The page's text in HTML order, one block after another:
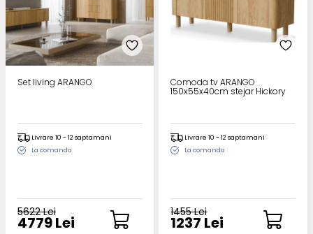
Set living ARANGO
Livrare 10 - 12 saptamani
La comanda
5622 Lei
4779 Lei
Comoda tv ARANGO
150x55x40cm stejar Hickory
Livrare 10 - 12 saptamani
La comanda
1455 Lei
1237 Lei